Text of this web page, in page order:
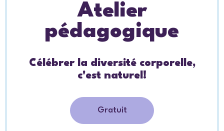
Atelier
pédagogique
Célébrer la diversité corporelle,
c'est naturel!
Gratuit